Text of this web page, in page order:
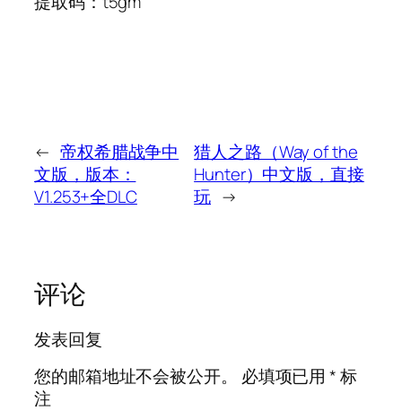
← 帝权希腊战争中
文版，版本：
V1.253+全DLC
猎人之路（Way of the
Hunter）中文版，直接
玩 →
评论
发表回复
您的邮箱地址不会被公开。
必填项已用*标
注